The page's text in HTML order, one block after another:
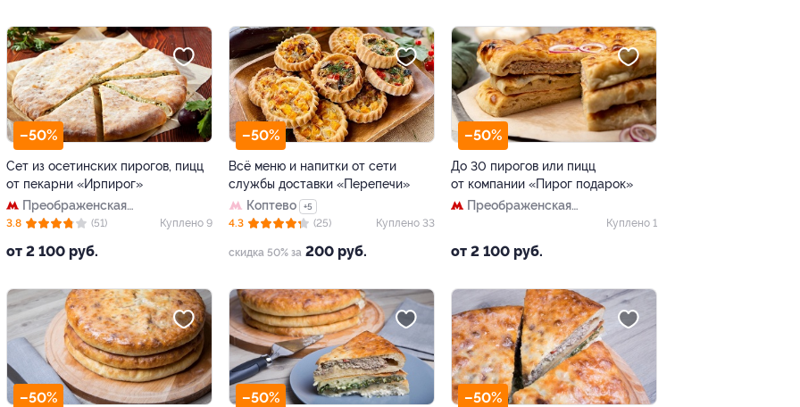
–50%
Сет из осетинских пирогов, пицц
от пекарни «Ирпирог»
Преображенская
площадь
от 2 100 руб.
3.8 (51) Куплено 9
–50%
Всё меню и напитки от сети
службы доставки «Перепечи»
Коптево
+5
скидка 50% за 200 руб.
4.3 (25) Куплено 33
–50%
До 30 пирогов или пицц
от компании «Пирог подарок»
Преображенская
от 2 100 руб.
Куплено 1
–50% –50% –50%